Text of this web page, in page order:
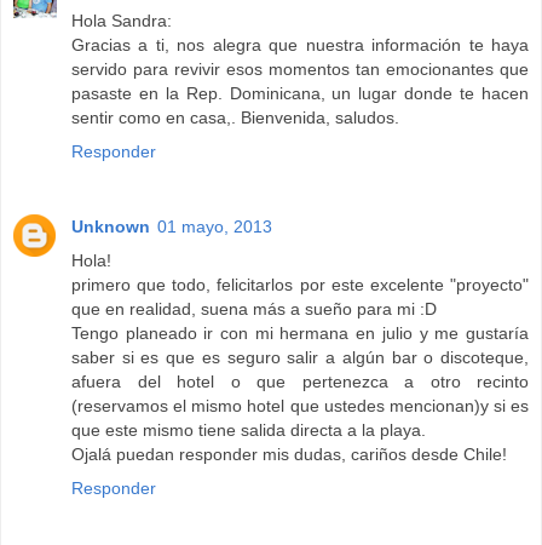
Hola Sandra:
Gracias a ti, nos alegra que nuestra información te haya
servido para revivir esos momentos tan emocionantes que
pasaste en la Rep. Dominicana, un lugar donde te hacen
sentir como en casa,. Bienvenida, saludos.
Responder
Unknown 01 mayo, 2013
Hola!
primero que todo, felicitarlos por este excelente "proyecto"
que en realidad, suena más a sueño para mi :D
Tengo planeado ir con mi hermana en julio y me gustaría
saber si es que es seguro salir a algún bar o discoteque,
afuera del hotel o que pertenezca a otro recinto
(reservamos el mismo hotel que ustedes mencionan)y si es
que este mismo tiene salida directa a la playa.
Ojalá puedan responder mis dudas, cariños desde Chile!
Responder